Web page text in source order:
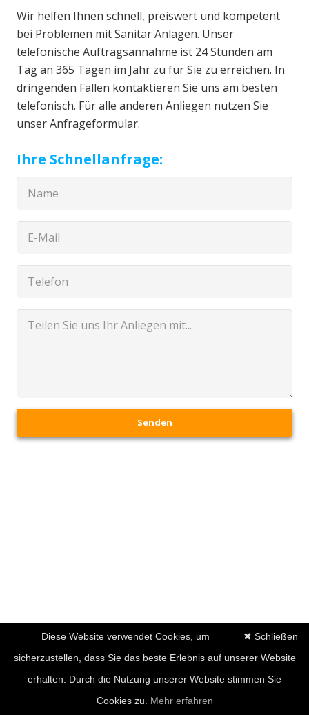
Wir helfen Ihnen schnell, preiswert und kompetent
bei Problemen mit Sanitär Anlagen. Unser
telefonische Auftragsannahme ist 24 Stunden am
Tag an 365 Tagen im Jahr zu für Sie zu erreichen. In
dringenden Fällen kontaktieren Sie uns am besten
telefonisch. Für alle anderen Anliegen nutzen Sie
unser Anfrageformular.
Ihre Schnellanfrage:
Senden
✖ Schließen
Diese Website verwendet Cookies, um
sicherzustellen, dass Sie das beste Erlebnis auf unserer Website
erhalten. Durch die Nutzung unserer Website stimmen Sie
Cookies zu. Mehr erfahren